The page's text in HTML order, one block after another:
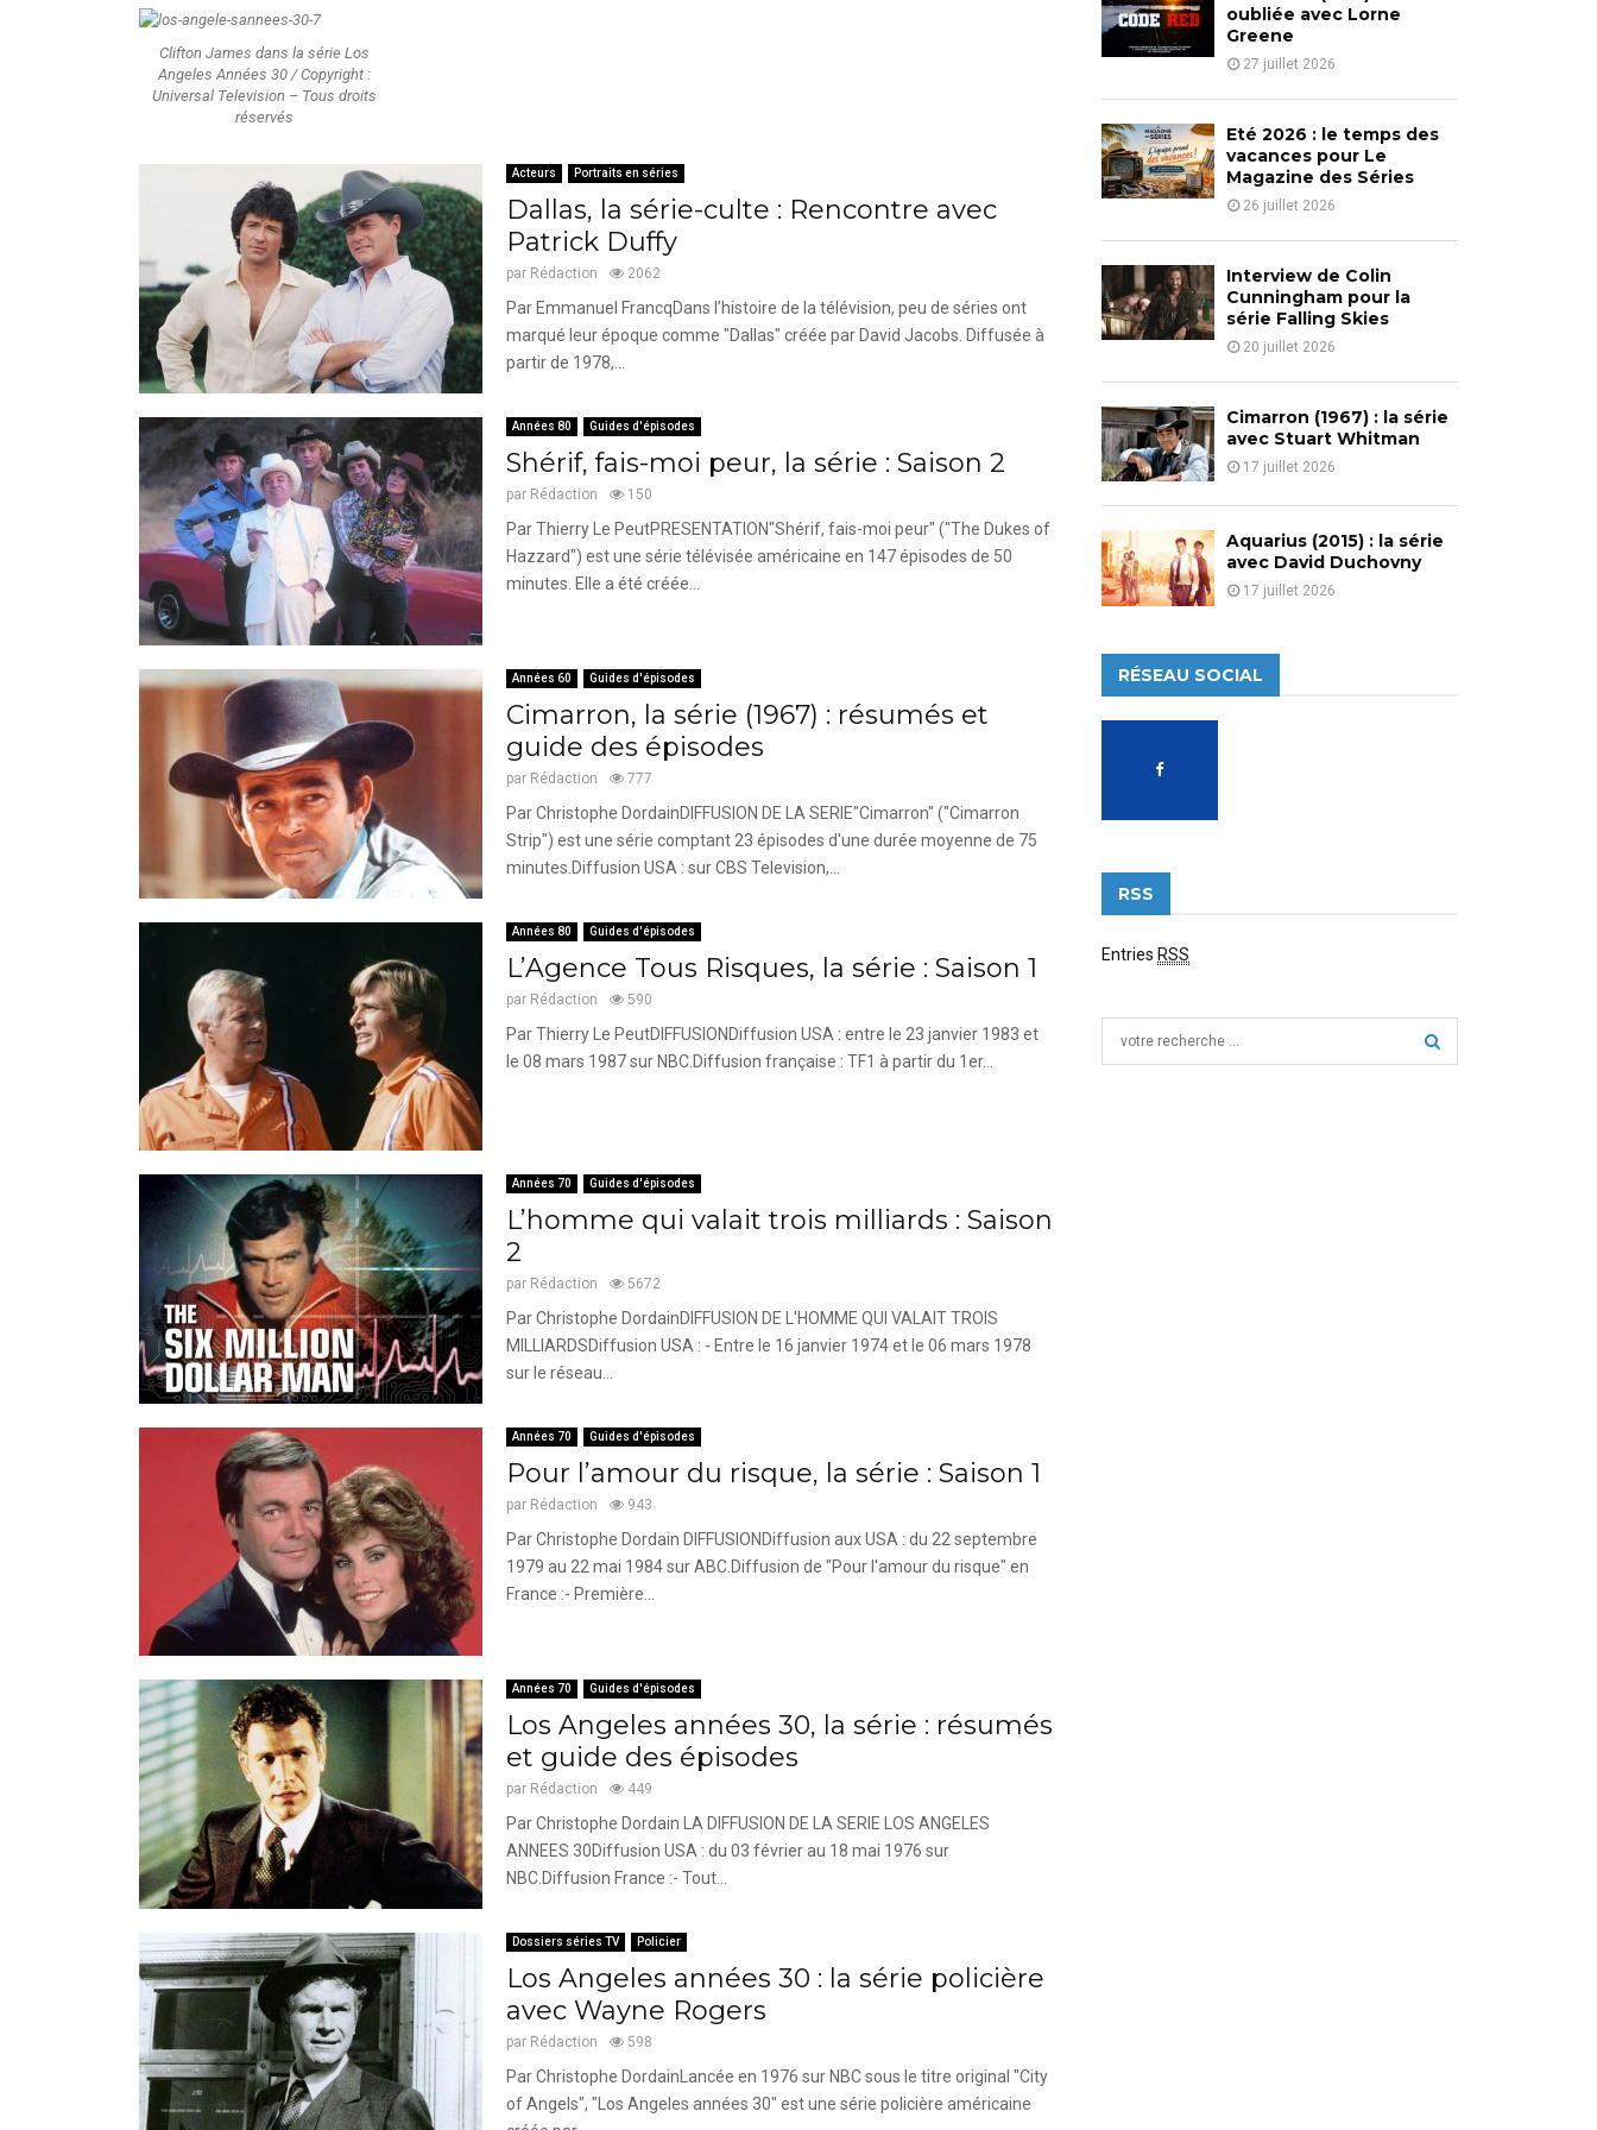
Clifton James dans la série Los
Angeles Années 30 / Copyright :
Universal Television – Tous droits
réservés
Acteurs Portraits en séries
Dallas, la série-culte : Rencontre avec
Patrick Duffy
par Rédaction 2062
Par Emmanuel FrancqDans l’histoire de la télévision, peu de séries ont
marqué leur époque comme "Dallas" créée par David Jacobs. Diffusée à
partir de 1978,...
Années 80 Guides d'épisodes
Shérif, fais-moi peur, la série : Saison 2
par Rédaction 150
Par Thierry Le PeutPRESENTATION"Shérif, fais-moi peur" ("The Dukes of
Hazzard") est une série télévisée américaine en 147 épisodes de 50
minutes. Elle a été créée...
Années 60 Guides d'épisodes
Cimarron, la série (1967) : résumés et
guide des épisodes
par Rédaction 777
Par Christophe DordainDIFFUSION DE LA SERIE"Cimarron" ("Cimarron
Strip") est une série comptant 23 épisodes d'une durée moyenne de 75
minutes.Diffusion USA : sur CBS Television,...
Années 80 Guides d'épisodes
L’Agence Tous Risques, la série : Saison 1
par Rédaction 590
Par Thierry Le PeutDIFFUSIONDiffusion USA : entre le 23 janvier 1983 et
le 08 mars 1987 sur NBC.Diffusion française : TF1 à partir du 1er...
Années 70 Guides d'épisodes
L’homme qui valait trois milliards : Saison
2
par Rédaction 5672
Par Christophe DordainDIFFUSION DE L'HOMME QUI VALAIT TROIS
MILLIARDSDiffusion USA : - Entre le 16 janvier 1974 et le 06 mars 1978
sur le réseau...
Années 70 Guides d'épisodes
Pour l’amour du risque, la série : Saison 1
par Rédaction 943
Par Christophe Dordain DIFFUSIONDiffusion aux USA : du 22 septembre
1979 au 22 mai 1984 sur ABC.Diffusion de "Pour l'amour du risque" en
France :- Première...
Années 70 Guides d'épisodes
Los Angeles années 30, la série : résumés
et guide des épisodes
par Rédaction 449
Par Christophe Dordain LA DIFFUSION DE LA SERIE LOS ANGELES
ANNEES 30Diffusion USA : du 03 février au 18 mai 1976 sur
NBC.Diffusion France :- Tout...
Dossiers séries TV Policier
Los Angeles années 30 : la série policière
avec Wayne Rogers
par Rédaction 598
Par Christophe DordainLancée en 1976 sur NBC sous le titre original "City
of Angels", "Los Angeles années 30" est une série policière américaine
o
r
:
H
oubliée avec Lorne
Greene
27 juillet 2026
Eté 2026 : le temps des
vacances pour Le
Magazine des Séries
26 juillet 2026
Interview de Colin
Cunningham pour la
série Falling Skies
20 juillet 2026
Cimarron (1967) : la série
avec Stuart Whitman
17 juillet 2026
Aquarius (2015) : la série
avec David Duchovny
17 juillet 2026
RÉSEAU SOCIAL
RSS
Entries RSS